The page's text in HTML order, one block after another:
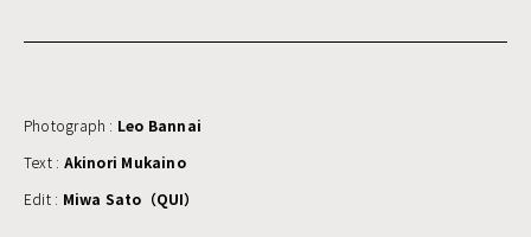
Photograph : Leo Bannai
Text : Akinori Mukaino
Edit : Miwa Sato（QUI）